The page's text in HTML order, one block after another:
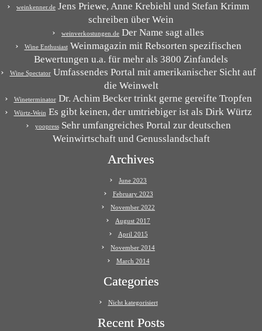
weinkenner.de Jens Priewe, Anne Krebiehl und Stefan Krimm
schreiben über Wein
weinverkostungen.de Der Name sagt alles
Wine EnthusiastWeinmagazin mit Rebsorten spezifischen
Bewertungen u.a. für mehr als 3800 Zinfandels
Wine SpectatorUmfassendes Portal mit amerikanischer Sicht auf
die Weinwelt
WineterminatorDr. Achim Becker trinkt gerne gereifte Tropfen
Würtz-Wein Es gibt keinen, der umtriebiger ist als Dirk Würtz
yoopressSehr umfangreiches Portal zur deutschen
Weinwirtschaft und Genusslandschaft
Archives
June 2023
February 2023
November 2022
August 2017
April 2015
November 2014
March 2014
Categories
Nicht kategorisiert
Recent Posts